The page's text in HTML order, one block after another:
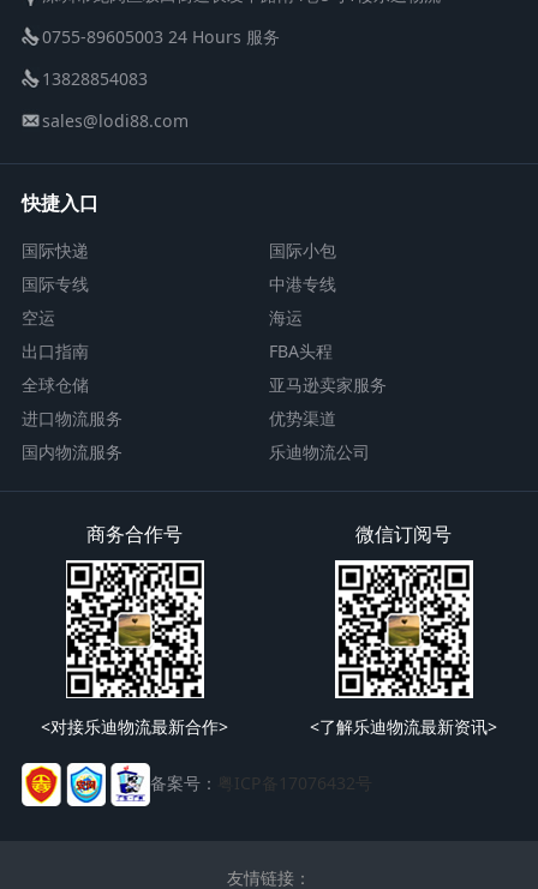
0755-89605003 24 Hours 服务
13828854083
sales@lodi88.com
快捷入口
国际快递
国际小包
国际专线
中港专线
空运
海运
出口指南
FBA头程
全球仓储
亚马逊卖家服务
进口物流服务
优势渠道
国内物流服务
乐迪物流公司
商务合作号
<对接乐迪物流最新合作>
微信订阅号
<了解乐迪物流最新资讯>
备案号： 粤ICP备17076432号
友情链接：